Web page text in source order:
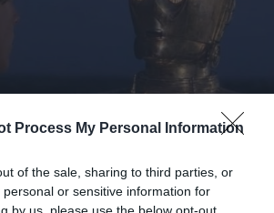
Process My Personal Information
of the sale, sharing to third parties, or
or sensitive information for
by us, please use the below opt-out